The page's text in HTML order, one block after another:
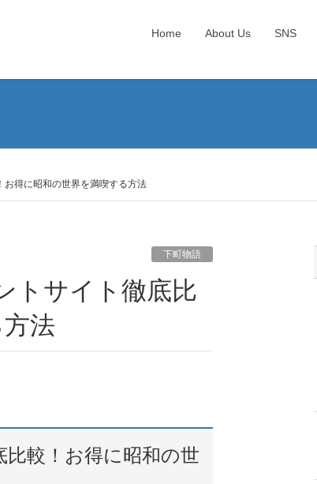
Home About Us SNS
お得に昭和の世界を満喫する方法
下町物語
法
比較！お得に昭和の世